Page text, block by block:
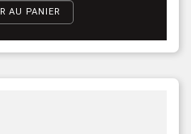
AU PANIER